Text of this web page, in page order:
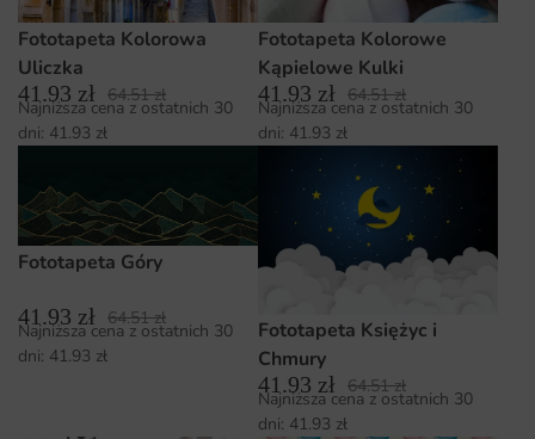
Fototapeta Kolorowa
Uliczka
41.93 zł 64.51zł
Najniższa cena z ostatnich 30
dni: 41.93 zł
Fototapeta Kolorowe
Kąpielowe Kulki
41.93 zł 64.51zł
Najniższa cena z ostatnich 30
dni: 41.93 zł
Fototapeta Góry
41.93 zł 64.51zł
Najniższa cena z ostatnich 30
dni: 41.93 zł
Fototapeta Księżyc i
Chmury
41.93 zł 64.51zł
Najniższa cena z ostatnich 30
dni: 41.93 zł